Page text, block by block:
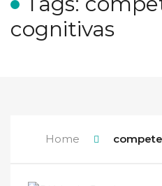
cognitivas
Home